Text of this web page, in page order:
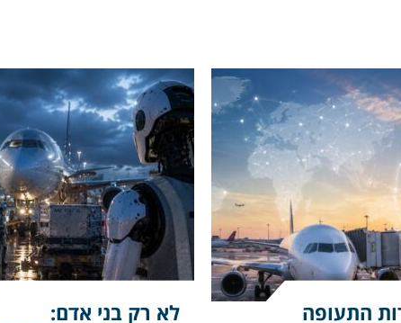
התעופה
לא רק בני אדם: